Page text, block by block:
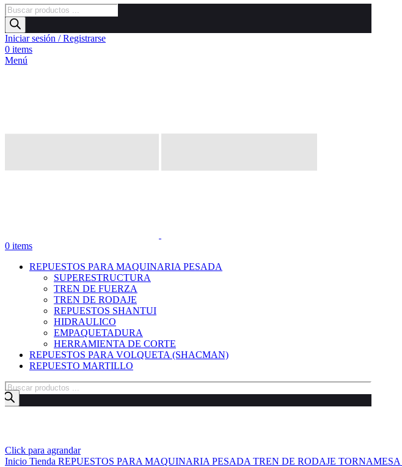
Búsqueda
de
productos
Iniciar sesión / Registrarse
0 items
Menú
0 items
REPUESTOS PARA MAQUINARIA PESADA
SUPERESTRUCTURA
TREN DE FUERZA
TREN DE RODAJE
REPUESTOS SHANTUI
HIDRAULICO
EMPAQUETADURA
HERRAMIENTA DE CORTE
REPUESTOS PARA VOLQUETA (SHACMAN)
REPUESTO MARTILLO
Búsqueda
de
productos
Click para agrandar
Inicio Tienda REPUESTOS PARA MAQUINARIA PESADA TREN DE RODAJE TORNAMESA